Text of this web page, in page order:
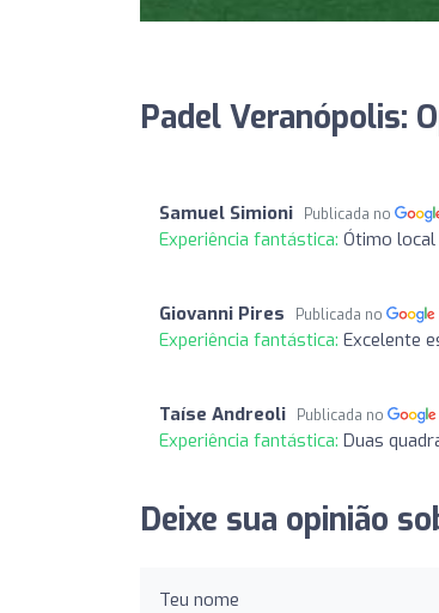
Padel Veranópolis:
Samuel Simioni Publicada no
Experiência fantástica: Ótimo
Giovanni Pires Publicada no
Experiência fantástica: Excelente
Taíse Andreoli Publicada no
Experiência fantástica: Duas
Deixe sua opinião
Teu nome